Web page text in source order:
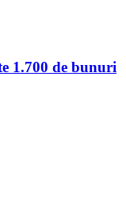
1.700 de bunuri